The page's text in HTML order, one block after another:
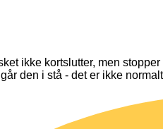
ikke kortslutter, men
den i stå - det er ikke